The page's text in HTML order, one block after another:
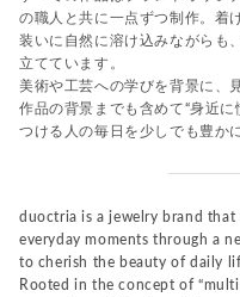
の職人と共に一点ずつ制作。着
装いに自然に溶け込みながらも
立てています。
美術や工芸への学びを背景に、
作品の背景までも含めて“身近
つける人の毎日を少しでも豊か
duoctria is a jewelry brand
everyday moments through a
to cherish the beauty of daily
Rooted in the concept of